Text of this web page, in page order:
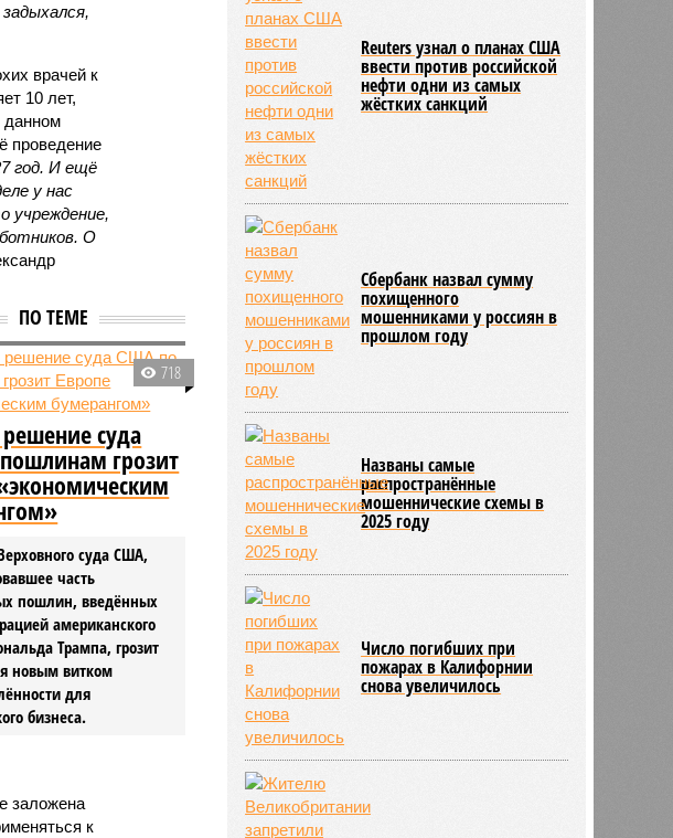
врачей к
10 лет,
данном
проведение
год. И ещё
у нас
учреждение,
О
ПО ТЕМЕ
718
суда
грозит
суда США,
часть
пошлин, введённых
американского
Трампа, грозит
новым витком
для
бизнеса.
заложена
к
Reuters узнал о планах США
ввести против российской
нефти одни из самых
жёстких санкций
Сбербанк назвал сумму
похищенного
мошенниками у россиян в
прошлом году
Названы самые
распространённые
мошеннические схемы в
2025 году
Число погибших при
пожарах в Калифорнии
снова увеличилось